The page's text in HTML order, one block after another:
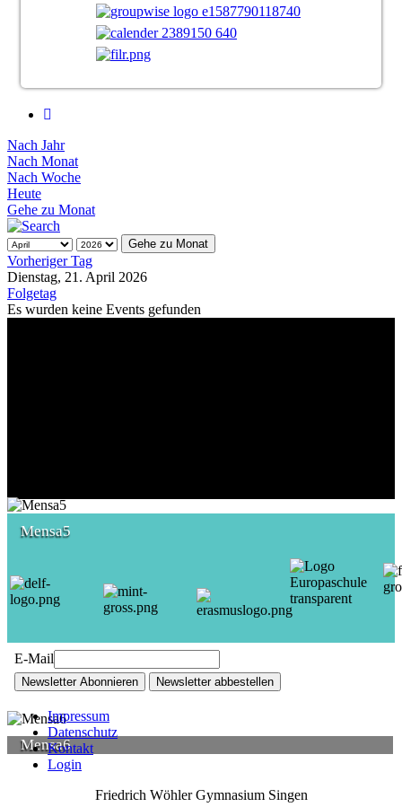
Nach Jahr
Nach Monat
Nach Woche
Heute
Gehe zu Monat
Gehe zu Monat
Vorheriger Tag
Dienstag, 21. April 2026
Folgetag
Es wurden keine Events gefunden
Mensa5
Mensa6
E-Mail
Newsletter Abonnieren Newsletter abbestellen
Impressum
Datenschutz
Kontakt
Login
Friedrich Wöhler Gymnasium Singen